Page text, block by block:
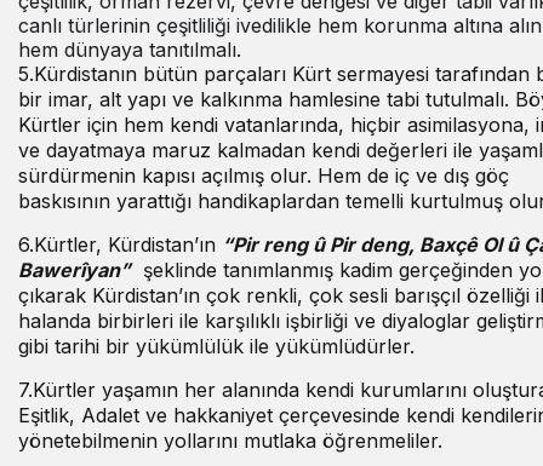
canlı türlerinin çeşitliliği ivedilikle hem korunma altına
hem dünyaya tanıtılmalı.
5.Kürdistanın bütün parçaları Kürt sermayesi tarafından
bir imar, alt yapı ve kalkınma hamlesine tabi tutulmalı.
Kürtler için hem kendi vatanlarında, hiçbir asimilasyona,
ve dayatmaya maruz kalmadan kendi değerleri ile
sürdürmenin kapısı açılmış olur. Hem de iç ve dış göç
baskısının yarattığı handikaplardan temelli kurtulmuş
6.Kürtler, Kürdistan’ın “Pir reng û Pir deng, Baxçê Ol û
Bawerîyan”şeklinde tanımlanmış kadim gerçeğinden
çıkarak Kürdistan’ın çok renkli, çok sesli barışçıl özelliği
halanda birbirleri ile karşılıklı işbirliği ve diyaloglar
gibi tarihi bir yükümlülük ile yükümlüdürler.
7.Kürtler yaşamın her alanında kendi kurumlarını
Eşitlik, Adalet ve hakkaniyet çerçevesinde kendi
yönetebilmenin yollarını mutlaka öğrenmeliler.